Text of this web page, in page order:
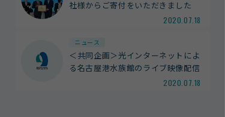
研究・教育
2020.07.18
社様からご寄付をいただきました
2020.07.18
ニュース
＜共同企画＞光インターネットによ
る名古屋港水族館のライブ映像配信